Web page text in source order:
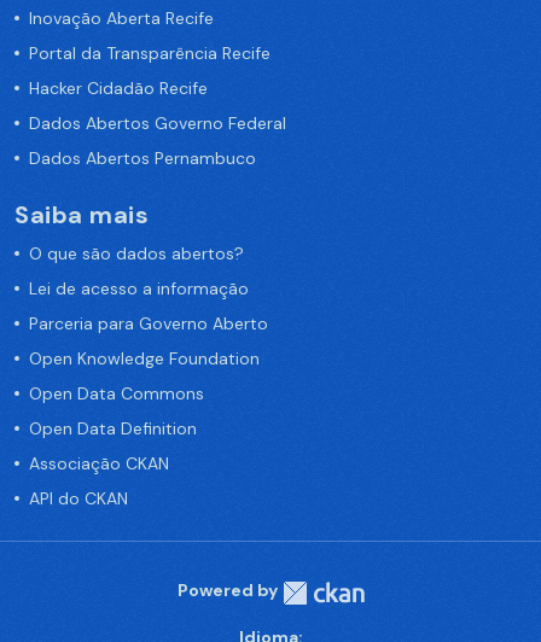
Inovação Aberta Recife
Portal da Transparência Recife
Hacker Cidadão Recife
Dados Abertos Governo Federal
Dados Abertos Pernambuco
Saiba mais
O que são dados abertos?
Lei de acesso a informação
Parceria para Governo Aberto
Open Knowledge Foundation
Open Data Commons
Open Data Definition
Associação CKAN
API do CKAN
Powered by
Idioma